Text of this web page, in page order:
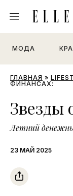
МОДА
ГЛАВНАЯ »
ФИНАНСАХ:
Звезды
Летний
23 МАЙ 2025